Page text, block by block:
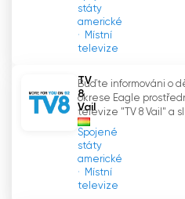
státy
americké
Místní
televize
TV
8
Vail
Spojené
státy
americké
Místní
televize
Buďte informováni o
okrese Eagle
televize "TV 8 Vail" a